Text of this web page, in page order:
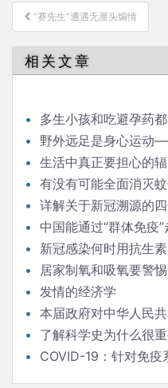
文
章
导
航
“赛先生”遭遇无厘头煽情
相关文章
多生小孩和吃避孕药
野外远足是身心运动
发言生活中真正要担心的
有没有可能全面消灭蚊
详解关于新冠溯源的
中国能通过“群体免疫
新冠感染何时用抗生素
居家制氧和吸氧要警
发情的经济学
本届政府对中华人民
了解科学史为什么很重
COVID-19：针对免疫